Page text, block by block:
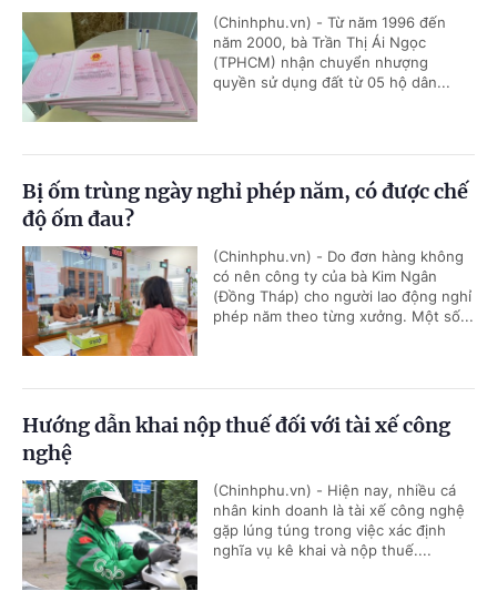
(Chinhphu.vn) - Từ năm 1996 đến
năm 2000, bà Trần Thị Ái Ngọc
(TPHCM) nhận chuyển nhượng
quyền sử dụng đất từ 05 hộ dân...
Bị ốm trùng ngày nghỉ phép năm, có được chế
độ ốm đau?
(Chinhphu.vn) - Do đơn hàng không
có nên công ty của bà Kim Ngân
(Đồng Tháp) cho người lao động nghỉ
phép năm theo từng xưởng. Một số...
Hướng dẫn khai nộp thuế đối với tài xế công
nghệ
(Chinhphu.vn) - Hiện nay, nhiều cá
nhân kinh doanh là tài xế công nghệ
gặp lúng túng trong việc xác định
nghĩa vụ kê khai và nộp thuế....